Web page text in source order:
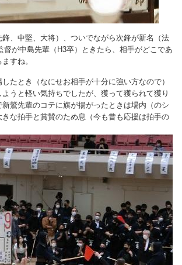
、中堅、大将）、ついでながら次鋒が新名（法
督が中島先輩（H3卒）ときたら、相手がどこであ
すね。
たとき（なにせお相手が十分に強い方なので）
うと軽い気持ちでしたが、獲って獲られて獲り
鷲先輩のコテに旗が揚がったときは場内（のシ
な拍手と賞賛のため息（今も昔も応援は拍手の